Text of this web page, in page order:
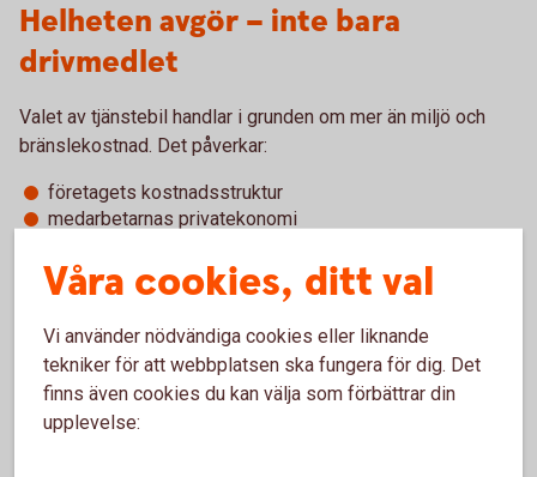
Helheten avgör – inte bara
drivmedlet
Valet av tjänstebil handlar i grunden om mer än miljö och
bränslekostnad. Det påverkar:
företagets kostnadsstruktur
medarbetarnas privatekonomi
investeringsplaner
inklusive finansiering, service, laddinfrastruktur och
skatteeffekter, ger ett mer rättvisande beslutsunderlag.
Elbil som tjänstebil kan vara ett klokt val för många företag,
Våra cookies, ditt val
Vi använder nödvändiga cookies eller liknande
tekniker för att webbplatsen ska fungera för dig. Det
finns även cookies du kan välja som förbättrar din
upplevelse: